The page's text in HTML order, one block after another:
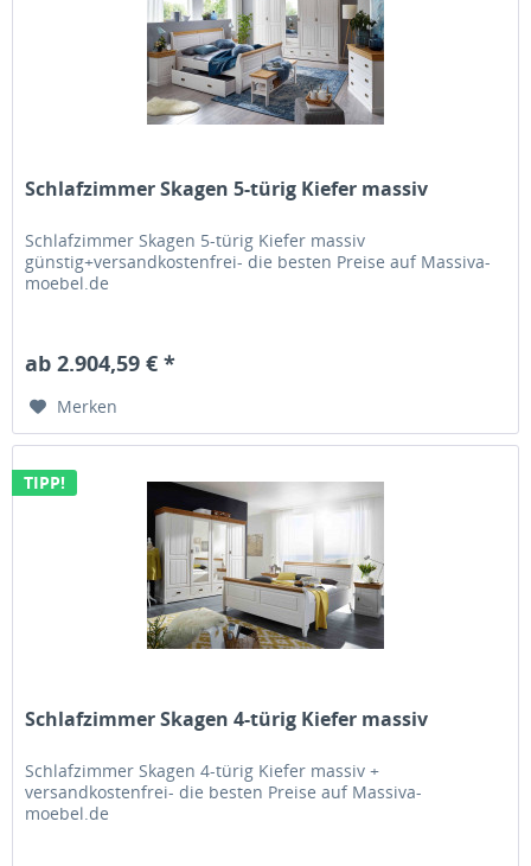
Schlafzimmer Skagen 5-türig Kiefer massiv
Schlafzimmer Skagen 5-türig Kiefer massiv
günstig+versandkostenfrei- die besten Preise auf Massiva-
moebel.de
ab 2.904,59 € *
Merken
TIPP!
Schlafzimmer Skagen 4-türig Kiefer massiv
Schlafzimmer Skagen 4-türig Kiefer massiv +
versandkostenfrei- die besten Preise auf Massiva-
moebel.de